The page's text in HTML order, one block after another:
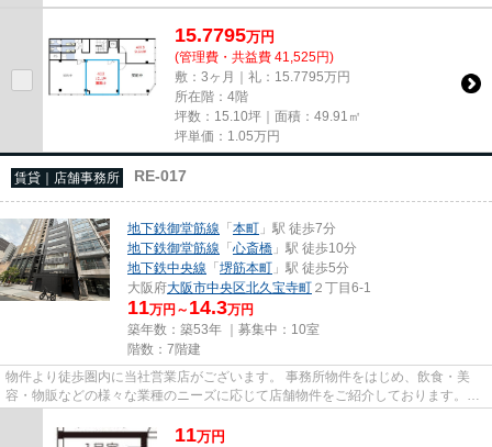
15.7795万円
(管理費・共益費 41,525円)
敷：3ヶ月｜礼：15.7795万円
所在階：4階
坪数：15.10坪｜面積：49.91㎡
坪単価： 1.05万円
賃貸｜店舗事務所 RE-017
地下鉄御堂筋線 「本町 」駅 徒歩7分
地下鉄御堂筋線 「心斎橋 」駅 徒歩10分
地下鉄中央線 「堺筋本町 」駅 徒歩5分
大阪府大阪市中央区北久宝寺町 ２丁目6-1
11万円～ 14.3万円
築年数：築53年 ｜募集中： 10室
階数：7階建
物件より徒歩圏内に当社営業店がございます。 事務所物件をはじめ、飲食・美
容・物販などの様々な業種のニーズに応じて店舗物件をご紹介しております。
尚、弊社ではおとり広告は一切...
11万円